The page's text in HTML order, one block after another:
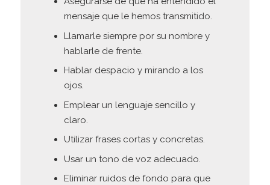
mensaje que le hemos transmitido.
Llamarle siempre por su nombre y
hablarle de frente.
Hablar despacio y mirando a los
ojos.
Emplear un lenguaje sencillo y
claro.
Utilizar frases cortas y concretas.
Usar un tono de voz adecuado.
Eliminar ruidos de fondo para que